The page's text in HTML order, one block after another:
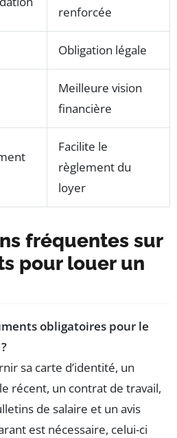
renforcée
Obligation légale
Meilleure vision
financière
Facilite le
règlement du
loyer
fréquentes sur
pour louer un
obligatoires pour le
sa carte d’identité, un
récent, un contrat de travail,
de salaire et un avis
est nécessaire, celui-ci